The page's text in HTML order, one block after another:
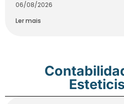
06/08/2026
Ler mais